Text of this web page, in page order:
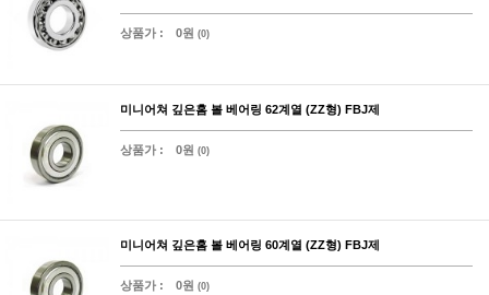
상품가 : 0원 (0)
미니어쳐 깊은홈 볼 베어링 62계열 (ZZ형) FBJ제
상품가 : 0원 (0)
미니어쳐 깊은홈 볼 베어링 60계열 (ZZ형) FBJ제
상품가 : 0원 (0)